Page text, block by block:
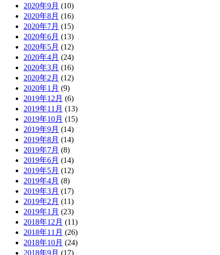
2020年9月 (10)
2020年8月 (16)
2020年7月 (15)
2020年6月 (13)
2020年5月 (12)
2020年4月 (24)
2020年3月 (16)
2020年2月 (12)
2020年1月 (9)
2019年12月 (6)
2019年11月 (13)
2019年10月 (15)
2019年9月 (14)
2019年8月 (14)
2019年7月 (8)
2019年6月 (14)
2019年5月 (12)
2019年4月 (8)
2019年3月 (17)
2019年2月 (11)
2019年1月 (23)
2018年12月 (11)
2018年11月 (26)
2018年10月 (24)
2018年9月 (17)